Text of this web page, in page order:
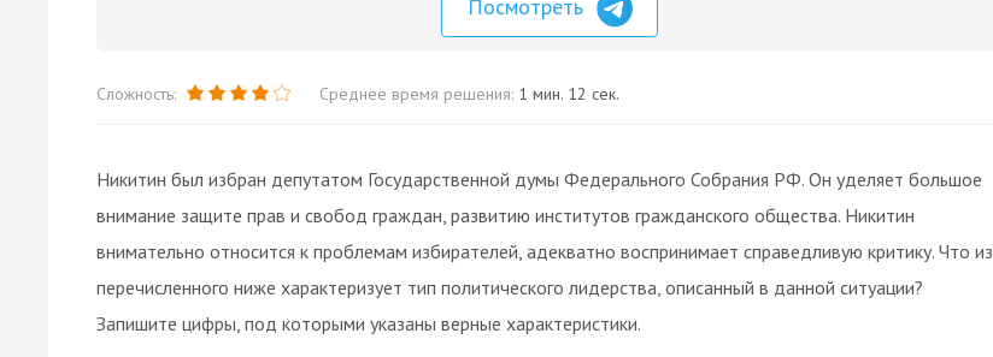
Посмотреть
Сложность: Среднее время решения: 1 мин. 12 сек.
Никитин был избран депутатом Государственной думы Федерального Собрания РФ. Он уделяет большое
внимание защите прав и свобод граждан, развитию институтов гражданского общества. Никитин
внимательно относится к проблемам избирателей, адекватно воспринимает справедливую критику. Что из
перечисленного ниже характеризует тип политического лидерства, описанный в данной ситуации?
Запишите цифры, под которыми указаны верные характеристики.